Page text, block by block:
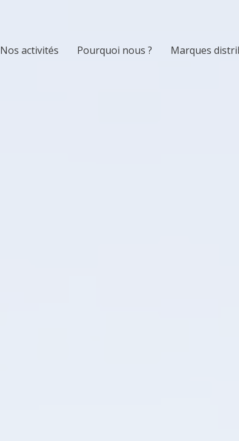
Nos activités Pourquoi nous ? Marques